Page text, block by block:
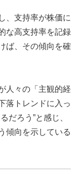
、支持率が株価に
な高支持率を記録
ば、その傾向を確
人々の「主観的経
落トレンドに入っ
だろう”と感じ、
傾向を示している